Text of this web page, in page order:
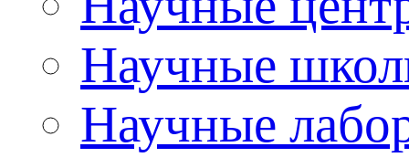
Научные
Научные